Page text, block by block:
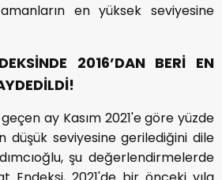
en yüksek seviyesine
2016’DAN BERİ EN
ay Kasım 2021'e göre yüzde
düşük seviyesine gerilediğini dile
şu değerlendirmelerde